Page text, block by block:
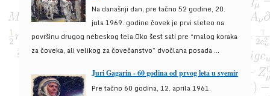
Na današnji dan, pre tačno 52 godine, 20.
jula 1969. godine čovek je prvi sleteo na
površinu drugog nebeskog tela.Oko šest sati pre “malog koraka
za čoveka, ali velikog za čovečanstvo” dvočlana posada ...
Juri Gagarin - 60 godina od prvog leta u svemir
Pre tačno 60 godina, 12. aprila 1961.